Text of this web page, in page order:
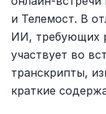
и Телемост. В
ИИ, требующих
участвует во
транскрипты,
краткие